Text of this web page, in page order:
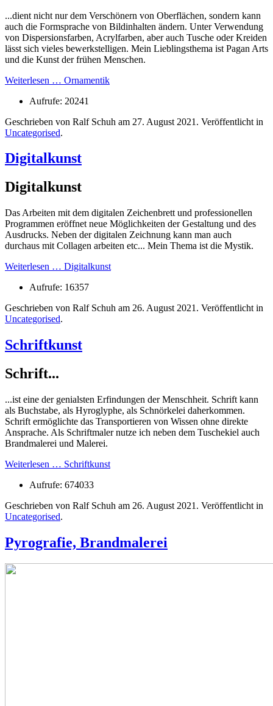
...dient nicht nur dem Verschönern von Oberflächen, sondern kann
auch die Formsprache von Bildinhalten ändern. Unter Verwendung
von Dispersionsfarben, Acrylfarben, aber auch Tusche oder Kreiden
lässt sich vieles bewerkstelligen. Mein Lieblingsthema ist Pagan Arts
und die Kunst der frühen Menschen.
Weiterlesen … Ornamentik
Aufrufe: 20241
Geschrieben von Ralf Schuh am 27. August 2021 . Veröffentlicht in
Uncategorised.
Digitalkunst
Digitalkunst
Das Arbeiten mit dem digitalen Zeichenbrett und professionellen
Programmen eröffnet neue Möglichkeiten der Gestaltung und des
Ausdrucks. Neben der digitalen Zeichnung kann man auch
durchaus mit Collagen arbeiten etc... Mein Thema ist die Mystik.
Weiterlesen … Digitalkunst
Aufrufe: 16357
Geschrieben von Ralf Schuh am 26. August 2021 . Veröffentlicht in
Uncategorised.
Schriftkunst
Schrift...
...ist eine der genialsten Erfindungen der Menschheit. Schrift kann
als Buchstabe, als Hyroglyphe, als Schnörkelei daherkommen.
Schrift ermöglichte das Transportieren von Wissen ohne direkte
Ansprache. Als Schriftmaler nutze ich neben dem Tuschekiel auch
Brandmalerei und Malerei.
Weiterlesen … Schriftkunst
Aufrufe: 674033
Geschrieben von Ralf Schuh am 26. August 2021 . Veröffentlicht in
Uncategorised.
Pyrografie, Brandmalerei